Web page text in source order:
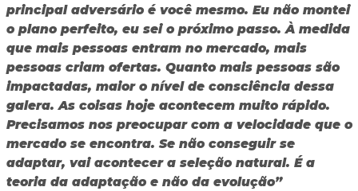
principal adversário é você mesmo. Eu não montei
o plano perfeito, eu sei o próximo passo. À medida
que mais pessoas entram no mercado, mais
pessoas criam ofertas. Quanto mais pessoas são
impactadas, maior o nível de consciência dessa
galera. As coisas hoje acontecem muito rápido.
Precisamos nos preocupar com a velocidade que o
mercado se encontra. Se não conseguir se
adaptar, vai acontecer a seleção natural. É a
teoria da adaptação e não da evolução”